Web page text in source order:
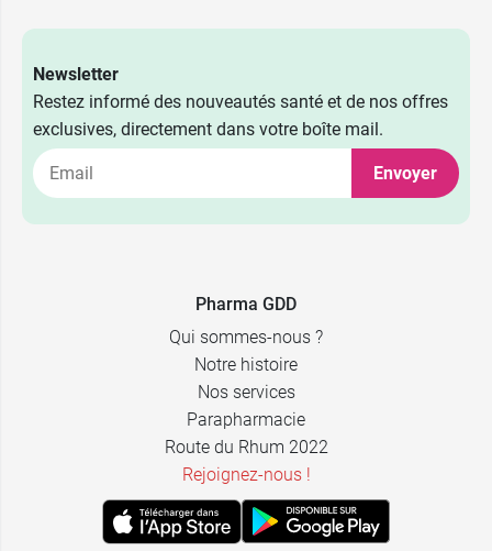
Newsletter
Restez informé des nouveautés santé et de nos offres
exclusives, directement dans votre boîte mail.
Envoyer
Pharma GDD
Qui sommes-nous ?
Notre histoire
Nos services
Parapharmacie
Route du Rhum 2022
Rejoignez-nous !